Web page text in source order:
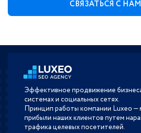
Эффективное продвижение
системах и социальных сетях.
Принцип работы компании Luxeo —
прибыли наших клиентов путем
трафика целевых посетителей.